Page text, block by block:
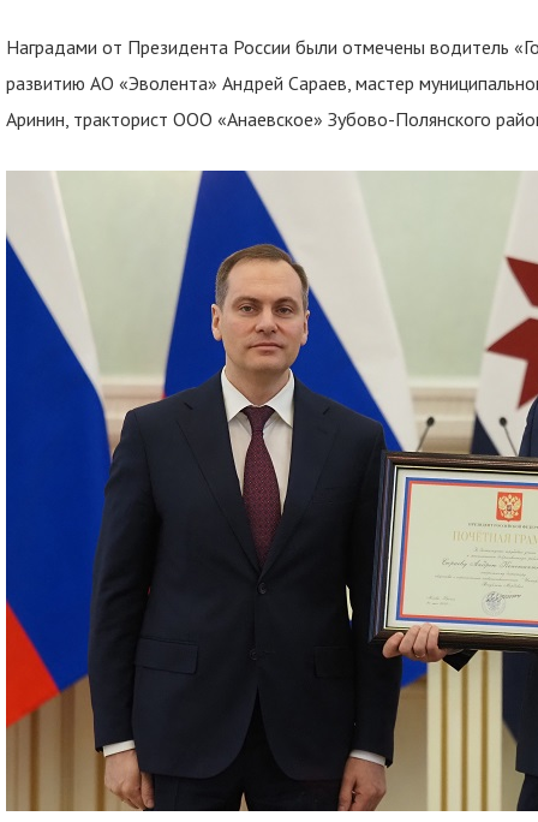
Наградами от Президента России были отмечены водитель
развитию АО «Эволента» Андрей Сараев, мастер
Аринин, тракторист ООО «Анаевское» Зубово-Полянского